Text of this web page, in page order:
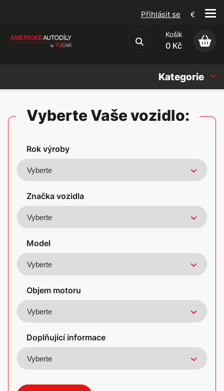
Obchodní podmínky
Přihlásit se €
Košík
0 Kč
Kategorie
Americké vozy
Vyberte Vaše vozidlo:
Rok výroby
Značka vozidla
Model
Objem motoru
Doplňující informace